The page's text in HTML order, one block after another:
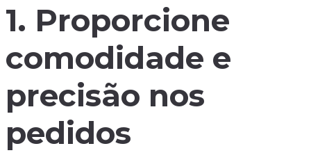
1. Proporcione
comodidade e
precisão nos
pedidos